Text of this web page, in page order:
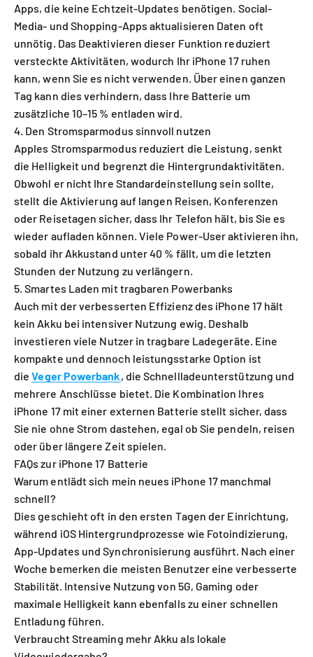
Apps, die keine Echtzeit-Updates benötigen. Social-
Media- und Shopping-Apps aktualisieren Daten oft
unnötig. Das Deaktivieren dieser Funktion reduziert
versteckte Aktivitäten, wodurch Ihr iPhone 17 ruhen
kann, wenn Sie es nicht verwenden. Über einen ganzen
Tag kann dies verhindern, dass Ihre Batterie um
zusätzliche 10–15 % entladen wird.
4. Den Stromsparmodus sinnvoll nutzen
Apples Stromsparmodus reduziert die Leistung, senkt
die Helligkeit und begrenzt die Hintergrundaktivitäten.
Obwohl er nicht Ihre Standardeinstellung sein sollte,
stellt die Aktivierung auf langen Reisen, Konferenzen
oder Reisetagen sicher, dass Ihr Telefon hält, bis Sie es
wieder aufladen können. Viele Power-User aktivieren ihn,
sobald ihr Akkustand unter 40 % fällt, um die letzten
Stunden der Nutzung zu verlängern.
5. Smartes Laden mit tragbaren Powerbanks
Auch mit der verbesserten Effizienz des iPhone 17 hält
kein Akku bei intensiver Nutzung ewig. Deshalb
investieren viele Nutzer in tragbare Ladegeräte. Eine
kompakte und dennoch leistungsstarke Option ist
die Veger Powerbank, die Schnellladeunterstützung und
mehrere Anschlüsse bietet. Die Kombination Ihres
iPhone 17 mit einer externen Batterie stellt sicher, dass
Sie nie ohne Strom dastehen, egal ob Sie pendeln, reisen
oder über längere Zeit spielen.
FAQs zur iPhone 17 Batterie
Warum entlädt sich mein neues iPhone 17 manchmal
schnell?
Dies geschieht oft in den ersten Tagen der Einrichtung,
während iOS Hintergrundprozesse wie Fotoindizierung,
App-Updates und Synchronisierung ausführt. Nach einer
Woche bemerken die meisten Benutzer eine verbesserte
Stabilität. Intensive Nutzung von 5G, Gaming oder
maximale Helligkeit kann ebenfalls zu einer schnellen
Entladung führen.
Verbraucht Streaming mehr Akku als lokale